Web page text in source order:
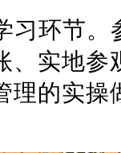
习环节
、实地
理的实